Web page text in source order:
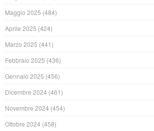
Maggio 2025 (484)
Aprile 2025 (424)
Marzo 2025 (441)
Febbraio 2025 (436)
Gennaio 2025 (456)
Dicembre 2024 (461)
Novembre 2024 (454)
Ottobre 2024 (458)